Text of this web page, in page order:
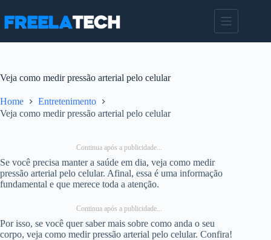
para
Veja como medir pressão arterial pelo celular
Home
Entretenimento
Veja como medir pressão arterial pelo celular
Continua após a publicidade...
Se você precisa manter a saúde em dia, veja como medir
pressão arterial pelo celular. Afinal, essa é uma informação
fundamental e que merece toda a atenção.
Continua após a publicidade...
Por isso, se você quer saber mais sobre como anda o seu
corpo, veja como medir pressão arterial pelo celular. Confira!